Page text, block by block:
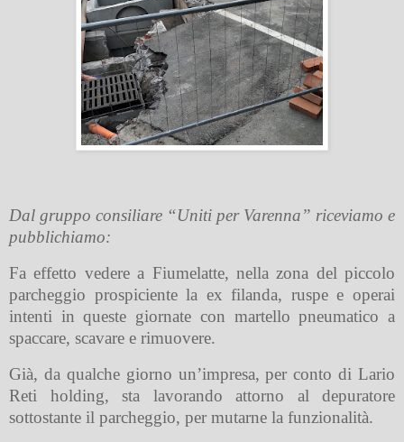
Dal gruppo consiliare “Uniti per Varenna” riceviamo e
pubblichiamo:
Fa effetto vedere a Fiumelatte, nella zona del piccolo
parcheggio prospiciente la ex filanda, ruspe e operai
intenti in queste giornate con martello pneumatico a
spaccare, scavare e rimuovere.
Già, da qualche giorno un’impresa, per conto di Lario
Reti holding, sta lavorando attorno al depuratore
sottostante il parcheggio, per mutarne la funzionalità.